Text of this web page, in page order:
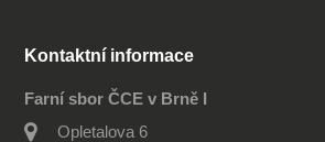
Kontaktní informace
Farní sbor ČCE v Brně I
Opletalova 6